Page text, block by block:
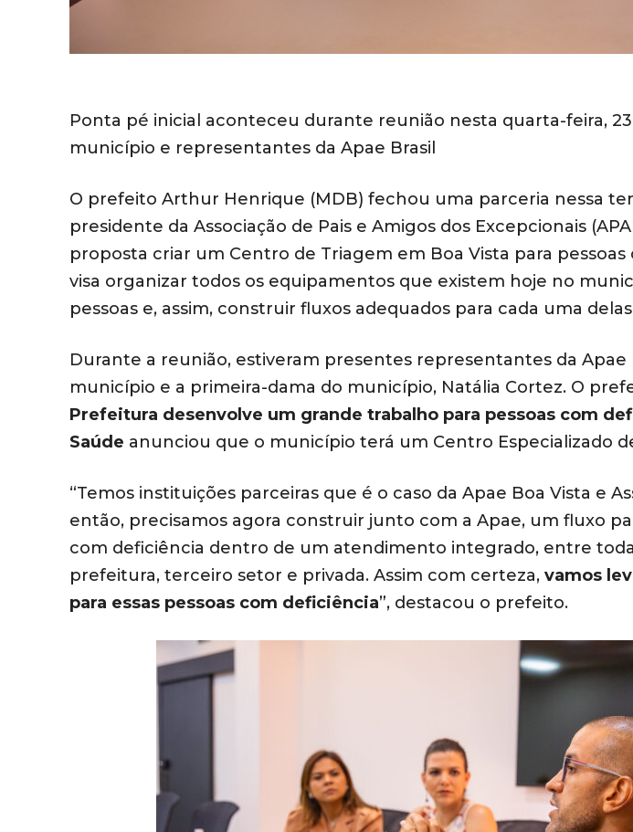
Ponta pé inicial aconteceu durante reunião nesta quarta-feira,
município e representantes da Apae Brasil
O prefeito Arthur Henrique (MDB) fechou uma parceria nessa
presidente da Associação de Pais e Amigos dos Excepcionais
proposta criar um Centro de Triagem em Boa Vista para
visa organizar todos os equipamentos que existem hoje no
pessoas e, assim, construir fluxos adequados para cada uma
Durante a reunião, estiveram presentes representantes da Apae
município e a primeira-dama do município, Natália Cortez. O
Prefeitura desenvolve um grande trabalho para pessoas com
Saúde anunciou que o município terá um Centro Especializado
“Temos instituições parceiras que é o caso da Apae Boa Vista e
então, precisamos agora construir junto com a Apae, um fluxo
com deficiência dentro de um atendimento integrado, entre
prefeitura, terceiro setor e privada. Assim com certeza, vamos
para essas pessoas com deficiência”, destacou o prefeito.